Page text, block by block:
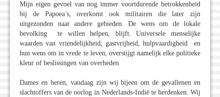
Mijn eigen gevoel van nog immer voortdurende betrokkenheid
bij de Papoea’s, overkomt ook militairen die later zijn
uitgezonden naar andere gebieden. De wens om de lokale
bevolking te willen helpen, blijft. Universele menselijke
waarden van vriendelijkheid, gastvrijheid, hulpvaardigheid en
hun wens om in vrede te leven, overstijgt namelijk elke politieke
kleur of beslissingen van overheden.
Dames en heren, vandaag zijn wij bijeen om de gevallenen en
slachtoffers van de oorlog in Nederlands-Indië te herdenken. Wij